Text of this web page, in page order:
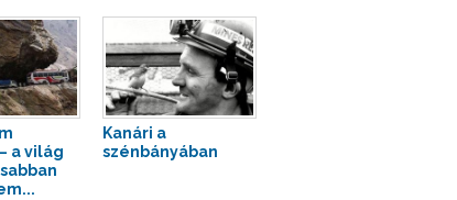
a világ
Kanári a
szénbányában